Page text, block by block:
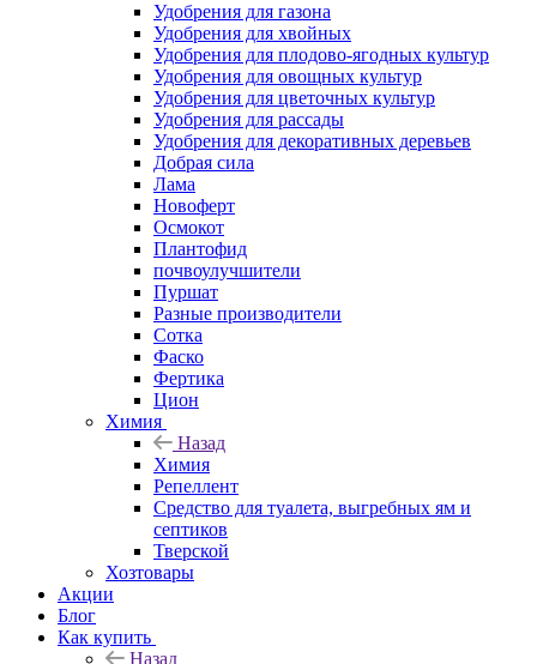
Удобрения для газона
Удобрения для хвойных
Удобрения для плодово-ягодных культур
Удобрения для овощных культур
Удобрения для цветочных культур
Удобрения для рассады
Удобрения для декоративных деревьев
Добрая сила
Лама
Новоферт
Осмокот
Плантофид
почвоулучшители
Пуршат
Разные производители
Сотка
Фаско
Фертика
Цион
Химия
Назад
Химия
Репеллент
Средство для туалета, выгребных ям и
септиков
Тверской
Хозтовары
Акции
Блог
Как купить
Назад